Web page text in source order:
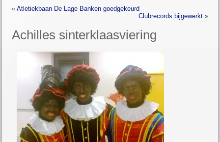
«Atletiekbaan De Lage Banken goedgekeurd
Clubrecords bijgewerkt»
Achilles sinterklaasviering